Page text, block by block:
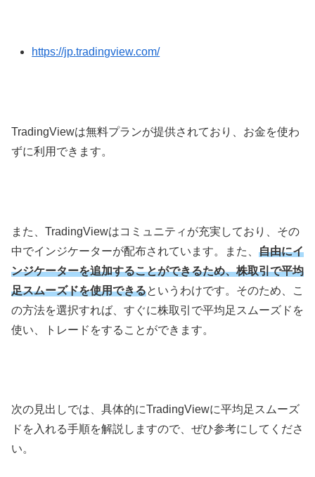
https://jp.tradingview.com/
TradingViewは無料プランが提供されており、お金を使わ
ずに利用できます。
また、 TradingViewはコミュニティが充実しており、その
中でインジケーターが配布されています。また、 自由にイ
ンジケーターを追加することができるため、株取引で平均
足スムーズドを使用できるというわけです。そのため、こ
の方法を選択すれば、すぐに株取引で平均足スムーズドを
使い、トレードをすることができます。
次の見出しでは、具体的にTradingViewに平均足スムーズ
ドを入れる手順を解説しますので、ぜひ参考にしてくださ
い。